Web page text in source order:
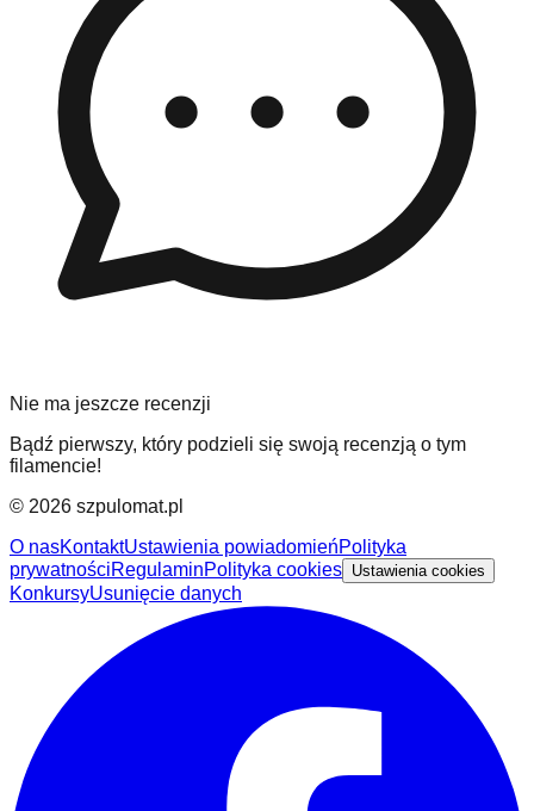
Nie ma jeszcze recenzji
Bądź pierwszy, który podzieli się swoją recenzją o tym
filamencie!
© 2026 szpulomat.pl
O nasKontaktUstawienia powiadomieńPolityka
prywatnościRegulaminPolityka cookies Ustawienia cookies
KonkursyUsunięcie danych